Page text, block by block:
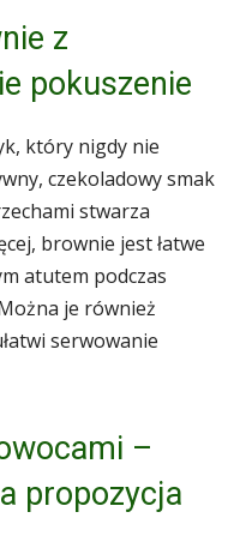
z
pokuszenie
który nigdy nie
czekoladowy smak
stwarza
brownie jest łatwe
atutem podczas
je również
serwowanie
–
propozycja